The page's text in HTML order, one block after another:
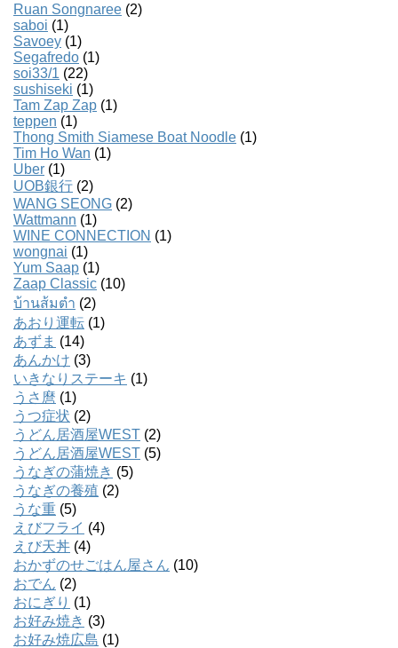
Ruan Songnaree (2)
saboi (1)
Savoey (1)
Segafredo (1)
soi33/1 (22)
sushiseki (1)
Tam Zap Zap (1)
teppen (1)
Thong Smith Siamese Boat Noodle (1)
Tim Ho Wan (1)
Uber (1)
UOB銀行 (2)
WANG SEONG (2)
Wattmann (1)
WINE CONNECTION (1)
wongnai (1)
Yum Saap (1)
Zaap Classic (10)
บ้านส้มตํา (2)
あおり運転 (1)
あずま (14)
あんかけ (3)
いきなりステーキ (1)
うさ麿 (1)
うつ症状 (2)
うどん居酒屋WEST (2)
うどん居酒屋WEST (5)
うなぎの蒲焼き (5)
うなぎの養殖 (2)
うな重 (5)
えびフライ (4)
えび天丼 (4)
おかずのせごはん屋さん (10)
おでん (2)
おにぎり (1)
お好み焼き (3)
お好み焼広島 (1)